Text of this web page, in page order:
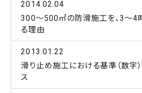
2014.02.04
300～500㎡の防滑施工を、3～4
る理由
2013.01.22
滑り止め施工における基準（数字
ス